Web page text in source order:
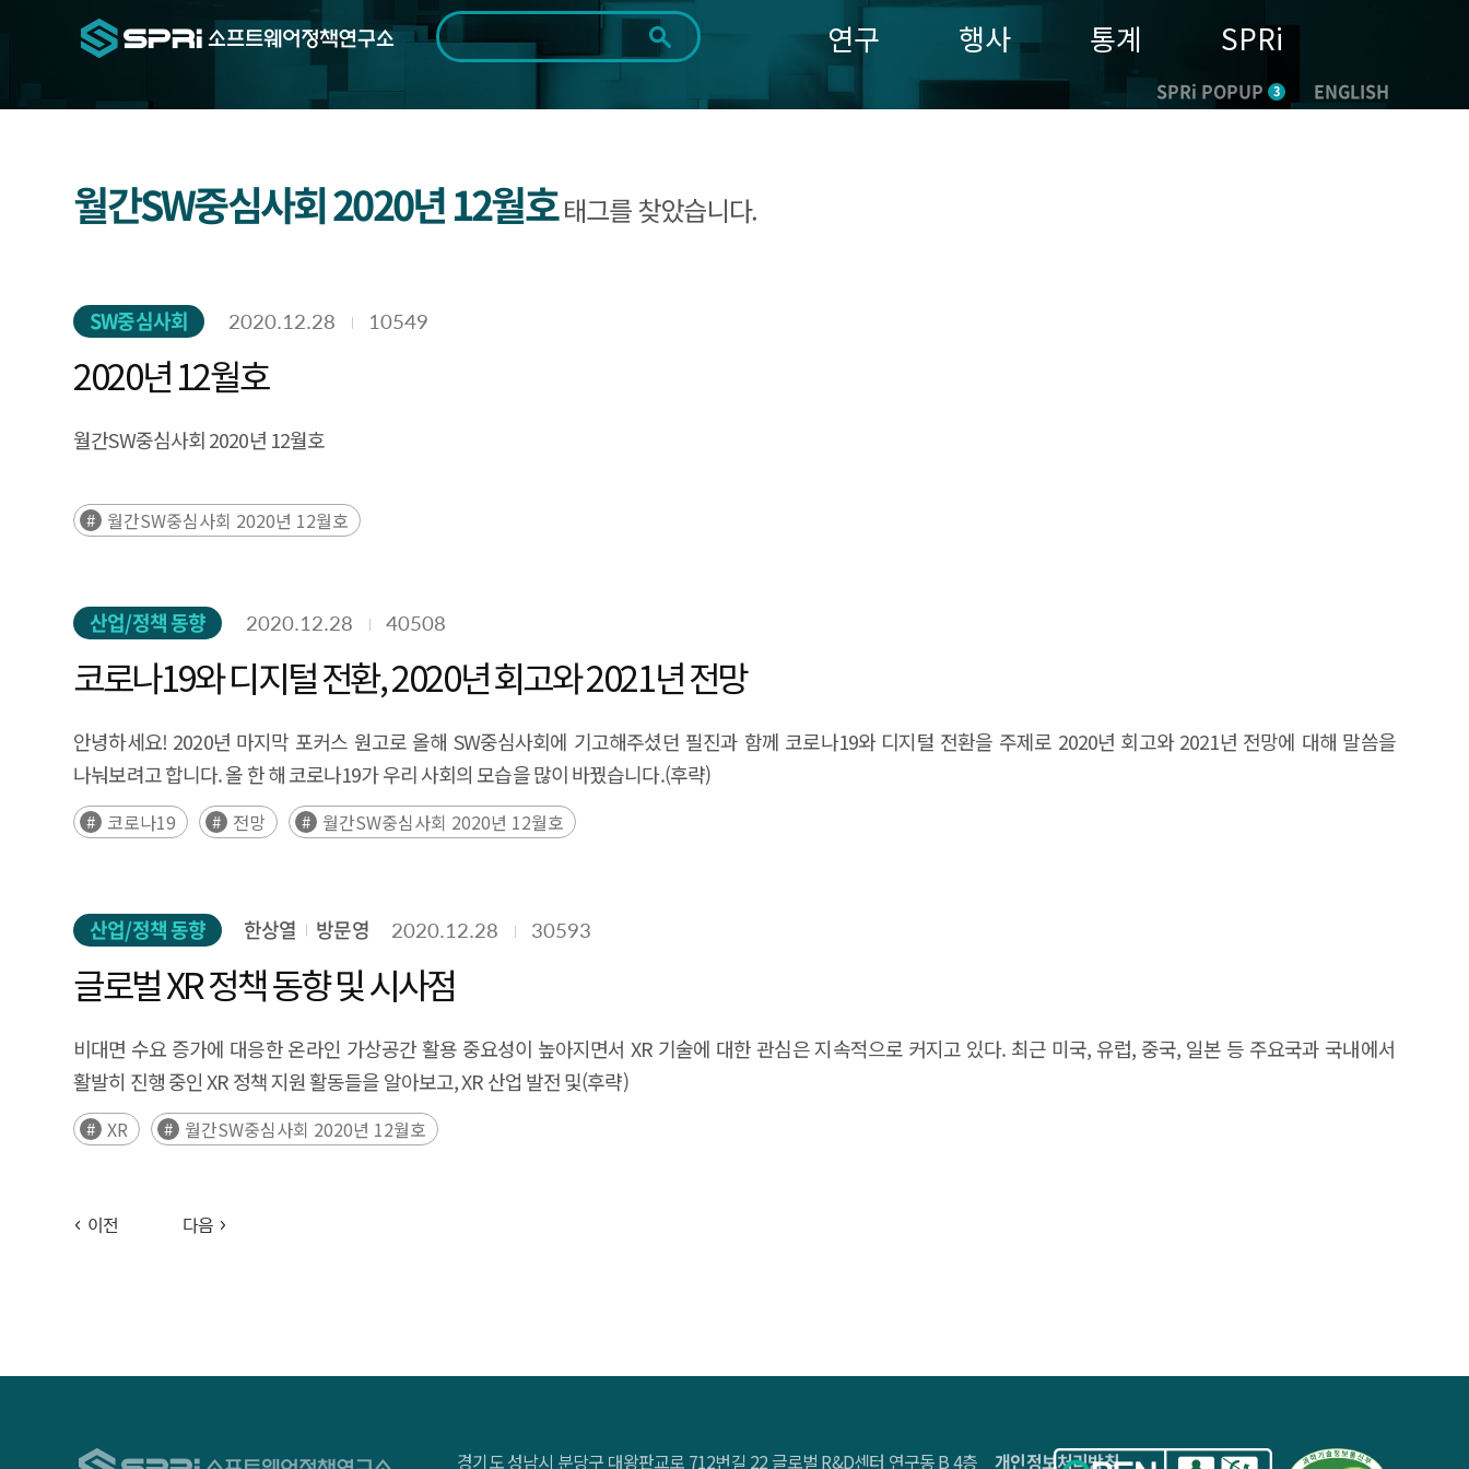
기간 전체 1일 1주 1개월 3개월 1년
작
일
지
막
조회
연구 행사 통계 SPRi
SPRi POPUP 3 ENGLISH
월간SW중심사회 2020년 12월호태그를 찾았습니다.
SW중심사회 2020.12.28 10549
2020년 12월호
월간SW중심사회 2020년 12월호
월간SW중심사회 2020년 12월호
산업/정책 동향 2020.12.28 40508
코로나19와 디지털 전환, 2020년 회고와 2021년 전망
안녕하세요! 2020년 마지막 포커스 원고로 올해 SW중심사회에 기고해주셨던 필진과 함께 코로나19와 디지털 전환을 주제로 2020년 회고와 2021년 전망에 대해 말씀을
나눠보려고 합니다. 올 한 해 코로나19가 우리 사회의 모습을 많이 바꿨습니다.(후략)
코로나19 전망 월간SW중심사회 2020년 12월호
산업/정책 동향 한상열 방문영 2020.12.28 30593
글로벌 XR 정책 동향 및 시사점
비대면 수요 증가에 대응한 온라인 가상공간 활용 중요성이 높아지면서 XR 기술에 대한 관심은 지속적으로 커지고 있다. 최근 미국, 유럽, 중국, 일본 등 주요국과 국내에서
활발히 진행 중인 XR 정책 지원 활동들을 알아보고, XR 산업 발전 및(후략)
XR 월간SW중심사회 2020년 12월호
이전 다음
경기도 성남시 분당구 대왕판교로 712번길 22 글로벌 R&D센터 연구동 B 4층개인정보처리방침